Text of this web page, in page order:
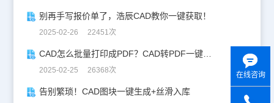
别再手写报价单了，浩辰CAD教你一键获取！
2025-02-26 22451次
CAD怎么批量打印成PDF？CAD转PDF一键批量完成！
2025-02-25 26368次
告别繁琐！CAD图块一键生成+丝滑入库
在线咨询